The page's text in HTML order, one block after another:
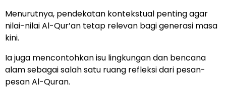
Menurutnya, pendekatan kontekstual penting agar
nilai-nilai Al-Qur’an tetap relevan bagi generasi masa
kini.
Ia juga mencontohkan isu lingkungan dan bencana
alam sebagai salah satu ruang refleksi dari pesan-
pesan Al-Quran.